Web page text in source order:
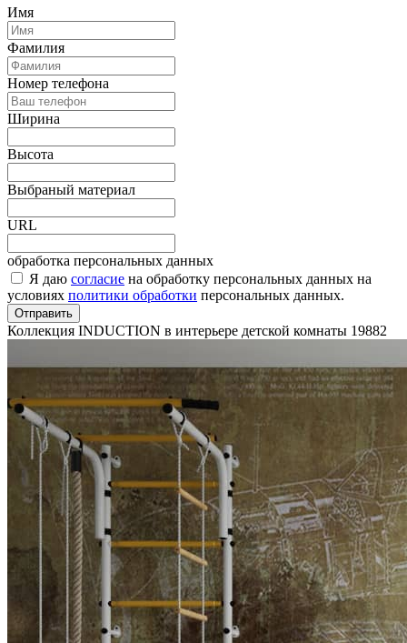
Имя
Фамилия
Номер телефона
Ширина
Высота
Выбраный материал
URL
обработка персональных данных
Я даю согласие на обработку персональных данных на
условиях политики обработки персональных данных.
Отправить
Коллекция INDUCTION в интерьере детской комнаты 19882